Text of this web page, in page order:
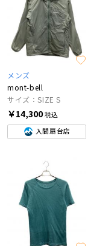
メンズ
mont-bell
サイズ：SIZE S
￥14,300税込
入間扇台店